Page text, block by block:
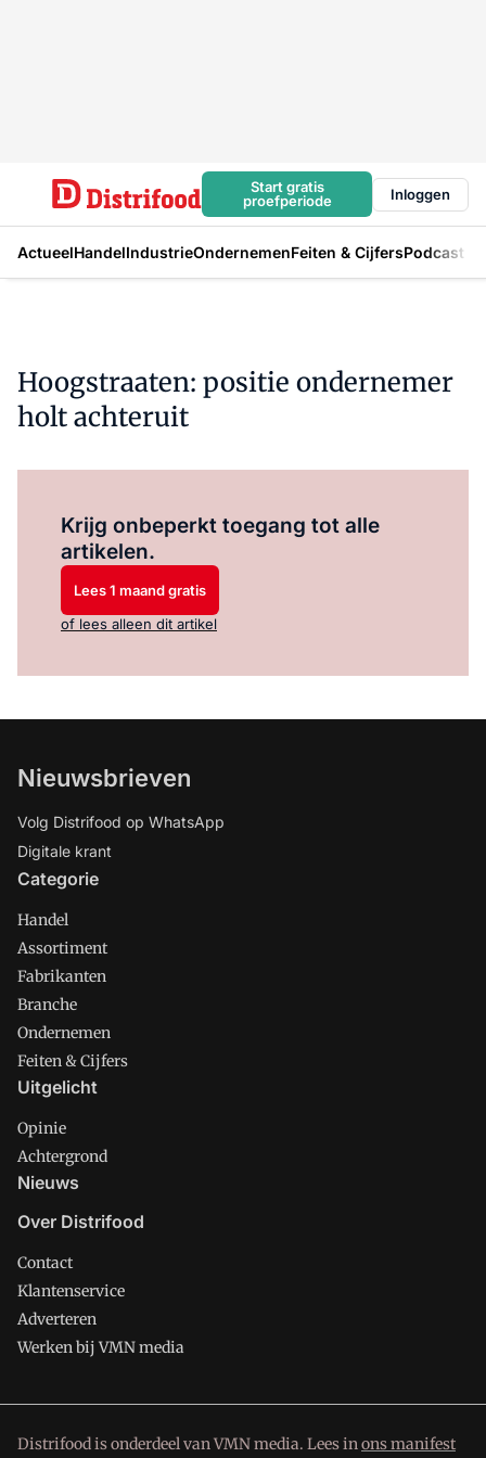
Start gratis
proefperiode
Inloggen
ActueelHandelIndustrieOndernemenFeiten & CijfersPodcast
Hoogstraaten: positie ondernemer
holt achteruit
Krijg onbeperkt toegang tot alle
artikelen.
Lees 1 maand gratis
of lees alleen dit artikel
Nieuwsbrieven
Volg Distrifood op WhatsApp
Digitale krant
Categorie
Handel
Assortiment
Fabrikanten
Branche
Ondernemen
Feiten & Cijfers
Uitgelicht
Opinie
Achtergrond
Nieuws
Over Distrifood
Contact
Klantenservice
Adverteren
Werken bij VMN media
Distrifood is onderdeel van VMN media. Lees inons manifest